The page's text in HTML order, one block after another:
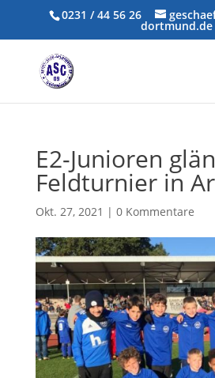
0231 / 44 56 26
dortmund.de
E2-Junioren
Feldturnier in
Okt. 27, 2021 | 0 Kommentare